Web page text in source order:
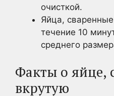
очисткой.
Яйца, сваренные
течение 10
среднего
Факты о яйце,
вкрутую